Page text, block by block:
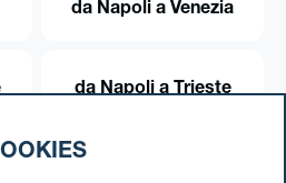
da Napoli a Venezia
da Napoli a Trieste